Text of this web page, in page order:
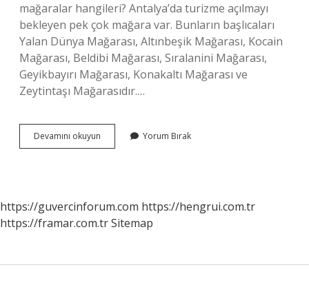
mağaralar hangileri? Antalya’da turizme açılmayı
bekleyen pek çok mağara var. Bunların başlıcaları
Yalan Dünya Mağarası, Altınbeşik Mağarası, Kocain
Mağarası, Beldibi Mağarası, Sıralanini Mağarası,
Geyikbayırı Mağarası, Konakaltı Mağarası ve
Zeytintaşı Mağarasıdır.…
Devamını okuyun Mağaraların
Adları
Yorum Bırak
https://guvercinforum.com https://hengrui.com.tr
https://framar.com.trSitemap